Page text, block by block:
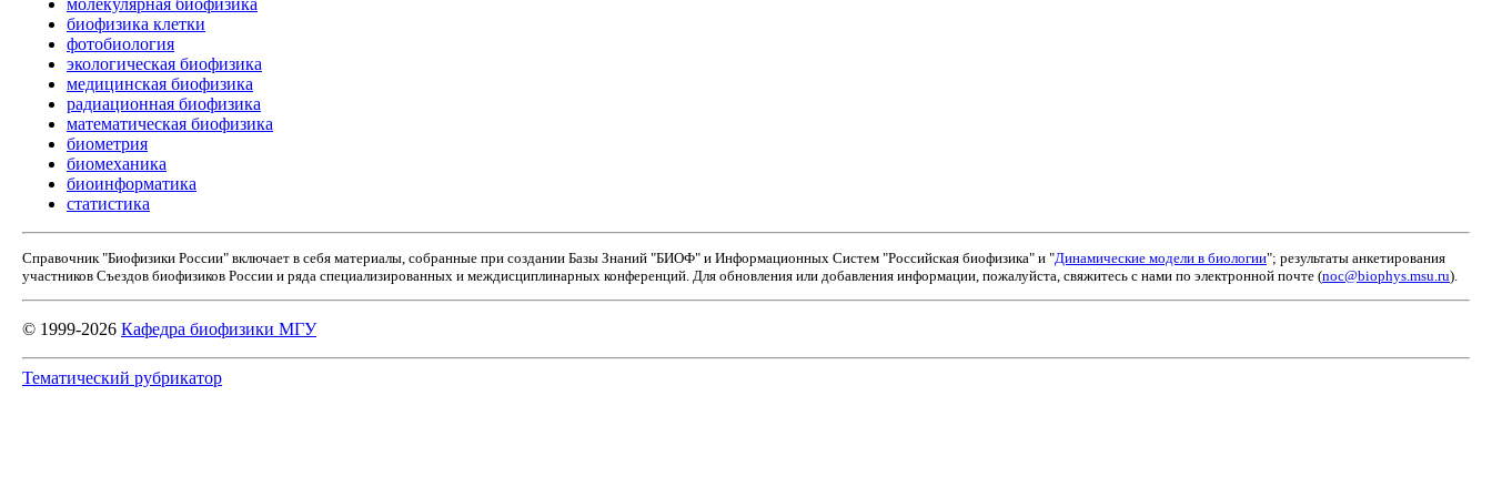
молекулярная биофизика
биофизика клетки
фотобиология
экологическая биофизика
медицинская биофизика
радиационная биофизика
математическая биофизика
биометрия
биомеханика
биоинформатика
статистика
Справочник "Биофизики России" включает в себя материалы, собранные при создании Базы Знаний "БИОФ" и Информационных Систем "Российская биофизика" и "Динамические модели в биологии"; результаты анкетирования
участников Съездов биофизиков России и ряда специализированных и междисциплинарных конференций. Для обновления или добавления информации, пожалуйста, свяжитесь с нами по электронной почте (noc@biophys.msu.ru).
© 1999-2026 Кафедра биофизики МГУ
Тематический рубрикатор